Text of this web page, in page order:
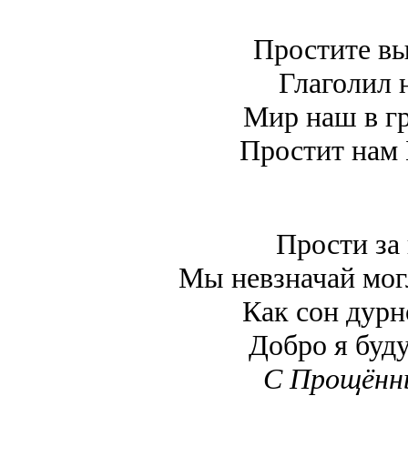
Простите
Глаголил
Мир наш в
Простит
Прости
Мы невзначай
Как сон
Добро я
С